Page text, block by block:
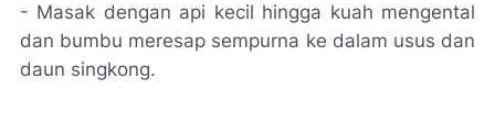
- Masak dengan api kecil hingga kuah mengental
dan bumbu meresap sempurna ke dalam usus dan
daun singkong.